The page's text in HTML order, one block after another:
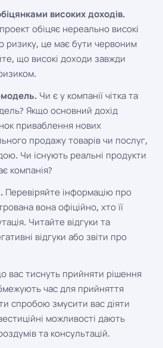
високих доходів.
обіцяє нереально високі
ризику, це має бути червоним
що високі доходи завжди
модель. Чи є у компанії чітка та
Якщо основний дохід
приваблення нових
продажу товарів чи послуг,
Чи існують реальні продукти
компанія?
Перевіряйте інформацію про
вона офіційно, хто її
Читайте відгуки та
відгуки або звіти про
вас тиснуть прийняти рішення
час для прийняття
спробою змусити вас діяти
можливості дають
та консультацій.